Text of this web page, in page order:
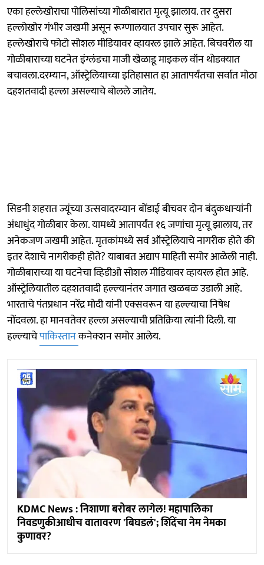
एका हल्लेखोराचा पोलिसांच्या गोळीबारात मृत्यू झालाय. तर दुसरा
हल्लोखोर गंभीर जखमी असून रूग्णालयात उपचार सुरू आहेत.
हल्लेखोराचे फोटो सोशल मीडियावर व्हायरल झाले आहेत. बिचवरील या
गोळीबाराच्या घटनेत इंग्लंडचा माजी खेळाडू माइकल वॉन थोडक्यात
बचावला.दरम्यान, ऑस्ट्रेलियाच्या इतिहासात हा आतापर्यंतचा सर्वात मोठा
दहशतवादी हल्ला असल्याचे बोलले जातेय.
सिडनी शहरात ज्यूंच्या उत्सवादरम्यान बोंडाई बीचवर दोन बंदुकधाऱ्यांनी
अंधाधुंद गोळीबार केला. यामध्ये आतापर्यंत १६ जणांचा मृत्यू झालाय, तर
अनेकजण जखमी आहेत. मृतकांमध्ये सर्व ऑस्ट्रेलियाचे नागरीक होते की
इतर देशाचे नागरीकही होते? याबाबत अद्याप माहिती समोर आळेली नाही.
गोळीबाराच्या या घटनेचा व्हिडीओ सोशल मीडियावर व्हायरल होत आहे.
ऑस्ट्रेलियातील दहशतवादी हल्ल्यानंतर जगात खळबळ उडाली आहे.
भारताचे पंतप्रधान नरेंद्र मोदी यांनी एक्सवरून या हल्ल्याचा निषेध
नोंदवला. हा मानवतेवर हल्ला असल्याची प्रतिक्रिया त्यांनी दिली. या
हल्ल्याचेपाकिस्तानकनेक्शन समोर आलेय.
KDMC News : निशाणा बरोबर लागेल! महापालिका
निवडणुकीआधीच वातावरण 'बिघडलं'; शिंदेंचा नेम नेमका
कुणावर?